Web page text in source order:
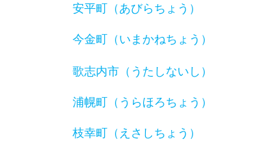
安平町（あびらちょう）
今金町（いまかねちょう）
歌志内市（うたしないし）
浦幌町（うらほろちょう）
枝幸町（えさしちょう）